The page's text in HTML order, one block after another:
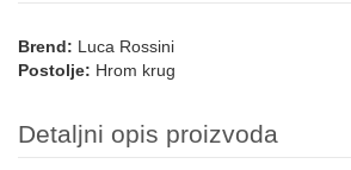
Brend: Luca Rossini
Postolje: Hrom krug
Detaljni opis proizvoda